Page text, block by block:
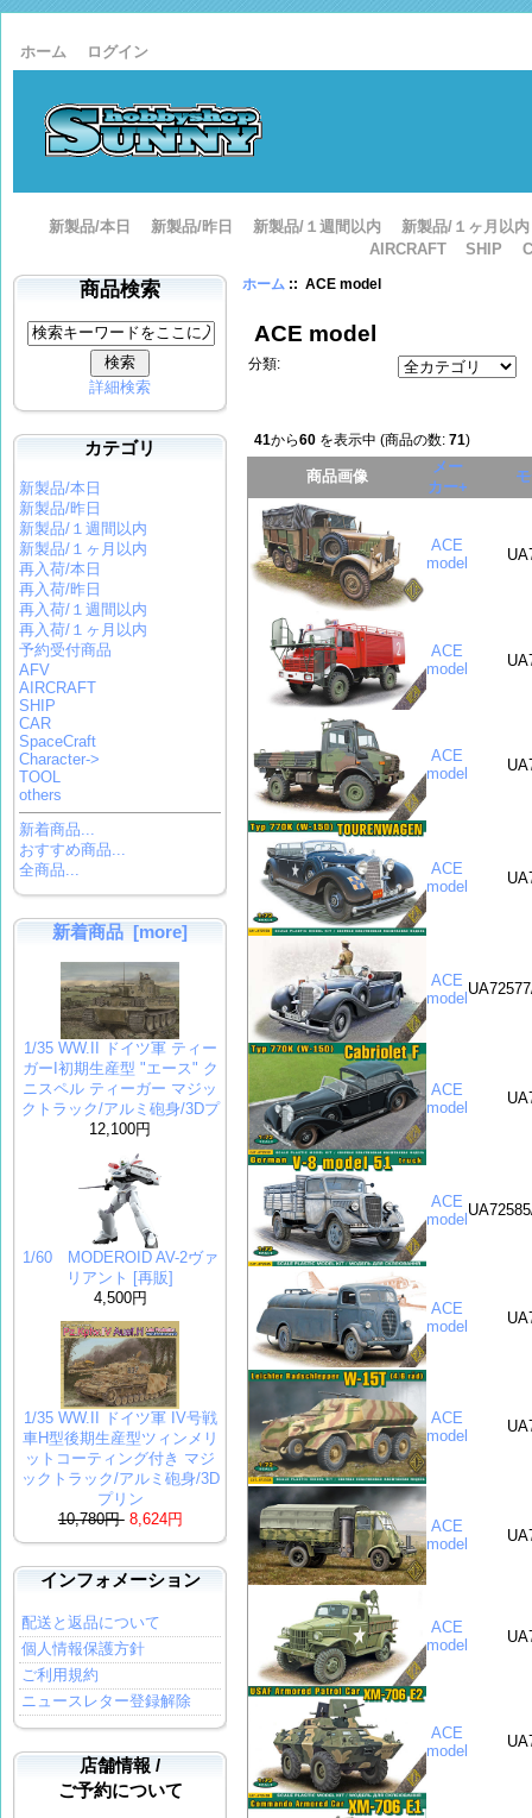
ホーム ログイン
新製品/本日 新製品/昨日 新製品/１週間以内
新製品/１ヶ月以内
AIRCRAFT
SHIP
商品検索
詳細検索
カテゴリ
新製品/本日
新製品/昨日
新製品/１週間以内
新製品/１ヶ月以内
再入荷/本日
再入荷/昨日
再入荷/１週間以内
再入荷/１ヶ月以内
予約受付商品
AFV
AIRCRAFT
SHIP
CAR
SpaceCraft
Character->
TOOL
others
新着商品...
おすすめ商品...
全商品...
新着商品 [more]
1/35 WW.II ドイツ軍 ティー
ガーI初期生産型 "エース" ク
ニスペル ティーガー マジッ
クトラック/アルミ砲身/3Dプ
12,100円
1/60 MODEROID AV-2ヴァ
リアント [再販]
4,500円
1/35 WW.II ドイツ軍 IV号戦
車H型後期生産型ツィンメリ
ットコーティング付き マジ
ックトラック/アルミ砲身/3D
プリン
10,780円 8,624円
インフォメーション
配送と返品について
個人情報保護方針
ご利用規約
ニュースレター登録解除
店舗情報 /
ご予約について
ホーム :: ACE model
ACE model
分類:
41から60を表示中 (商品の数: 71)
商品画像
メー
カー+
ACE
model
ACE
model
ACE
model
ACE
model
ACE
model
ACE
model
ACE
model
ACE
model
ACE
model
ACE
model
ACE
model
ACE
model